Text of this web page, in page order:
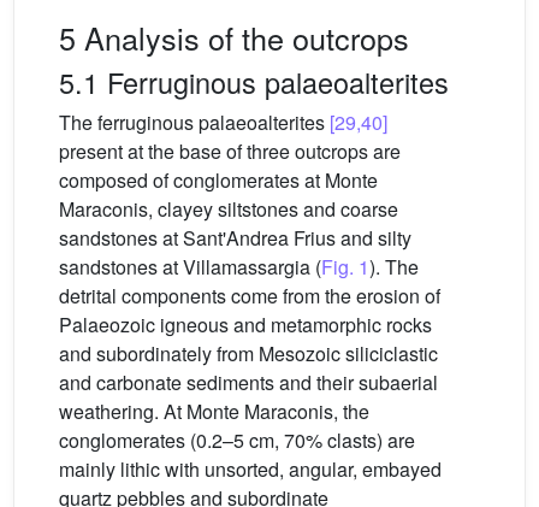
5 Analysis of the outcrops
5.1 Ferruginous palaeoalterites
The ferruginous palaeoalterites [29,40]
present at the base of three outcrops are
composed of conglomerates at Monte
Maraconis, clayey siltstones and coarse
sandstones at Sant'Andrea Frius and silty
sandstones at Villamassargia (Fig. 1). The
detrital components come from the erosion of
Palaeozoic igneous and metamorphic rocks
and subordinately from Mesozoic siliciclastic
and carbonate sediments and their subaerial
weathering. At Monte Maraconis, the
conglomerates (0.2–5 cm, 70% clasts) are
mainly lithic with unsorted, angular, embayed
quartz pebbles and subordinate